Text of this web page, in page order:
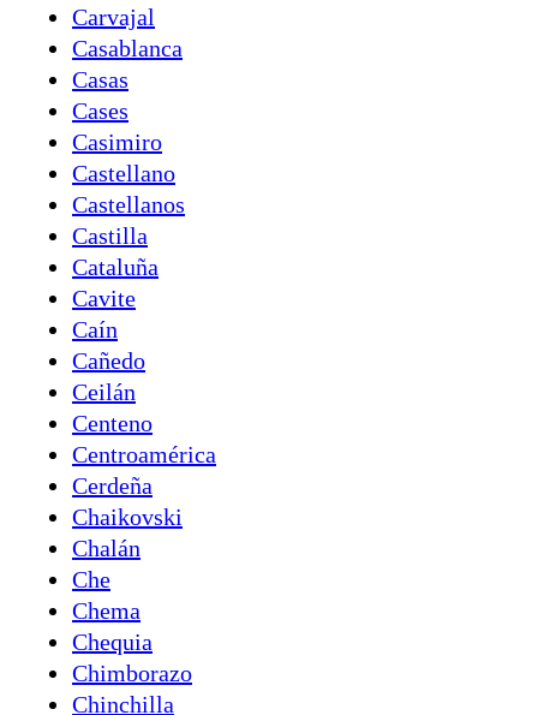
Carvajal
Casablanca
Casas
Cases
Casimiro
Castellano
Castellanos
Castilla
Cataluña
Cavite
Caín
Cañedo
Ceilán
Centeno
Centroamérica
Cerdeña
Chaikovski
Chalán
Che
Chema
Chequia
Chimborazo
Chinchilla